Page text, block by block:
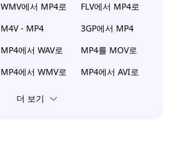
WMV에서 MP4로
FLV에서 MP4로
M4V - MP4
3GP에서 MP4
MP4에서 WAV로
MP4를 MOV로
MP4에서 WMV로 MP4에서 AVI로
더 보기